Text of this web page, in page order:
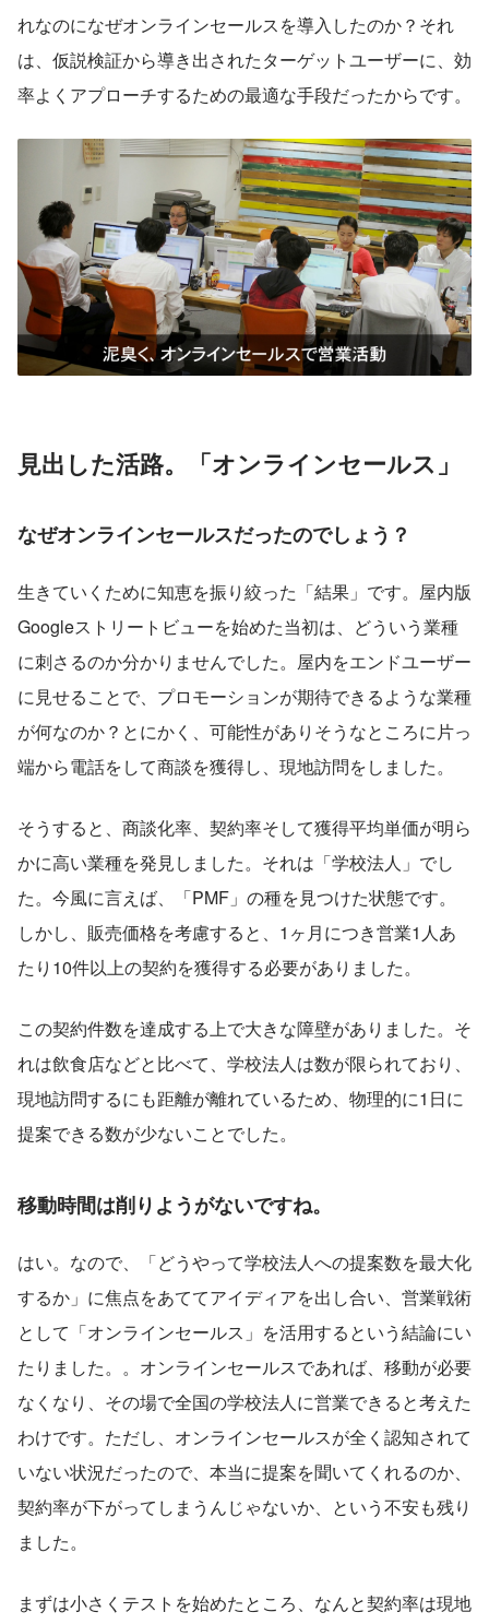
れなのになぜオンラインセールスを導入したのか？それ
は、仮説検証から導き出されたターゲットユーザーに、効
率よくアプローチするための最適な手段だったからです。
見出した活路。「オンラインセールス」
なぜオンラインセールスだったのでしょう？
生きていくために知恵を振り絞った「結果」です。屋内版
Googleストリートビューを始めた当初は、どういう業種
に刺さるのか分かりませんでした。屋内をエンドユーザー
に見せることで、プロモーションが期待できるような業種
が何なのか？とにかく、可能性がありそうなところに片っ
端から電話をして商談を獲得し、現地訪問をしました。
そうすると、商談化率、契約率そして獲得平均単価が明ら
かに高い業種を発見しました。それは「学校法人」でし
た。今風に言えば、「PMF」の種を見つけた状態です。
しかし、販売価格を考慮すると、1ヶ月につき営業1人あ
たり10件以上の契約を獲得する必要がありました。
この契約件数を達成する上で大きな障壁がありました。そ
れは飲食店などと比べて、学校法人は数が限られており、
現地訪問するにも距離が離れているため、物理的に1日に
提案できる数が少ないことでした。
移動時間は削りようがないですね。
はい。なので、「どうやって学校法人への提案数を最大化
するか」に焦点をあててアイディアを出し合い、営業戦術
として「オンラインセールス」を活用するという結論にい
たりました。。オンラインセールスであれば、移動が必要
なくなり、その場で全国の学校法人に営業できると考えた
わけです。ただし、オンラインセールスが全く認知されて
いない状況だったので、本当に提案を聞いてくれるのか、
契約率が下がってしまうんじゃないか、という不安も残り
ました。
まずは小さくテストを始めたところ、なんと契約率は現地